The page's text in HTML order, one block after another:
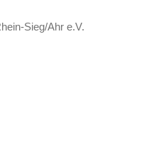
Sieg/Ahr e.V.